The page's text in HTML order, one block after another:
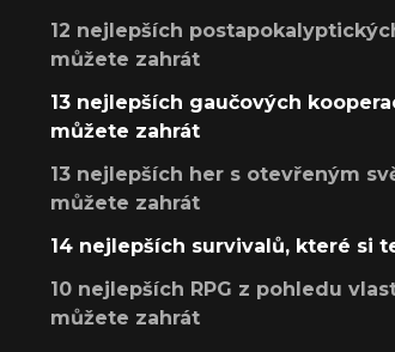
12 nejlepších
můžete zahrát
13 nejlepších gaučových
můžete zahrát
13 nejlepších her s otevřeným
můžete zahrát
14 nejlepších survivalů, které si
10 nejlepších RPG z pohledu
můžete zahrát